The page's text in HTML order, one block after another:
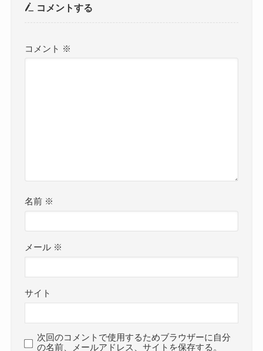
コメントする
コメント ※
名前 ※
メール ※
サイト
次回のコメントで使用するためブラウザーに自分
の名前、メールアドレス、サイトを保存する。